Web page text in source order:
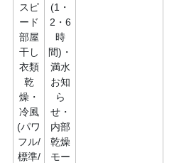
スピ
ード
部屋
干し
衣類
乾
燥・
冷風
(パワ
フル/
標準/
(1・
2・6
時
間)・
満水
お知
ら
せ・
内部
乾燥
モー